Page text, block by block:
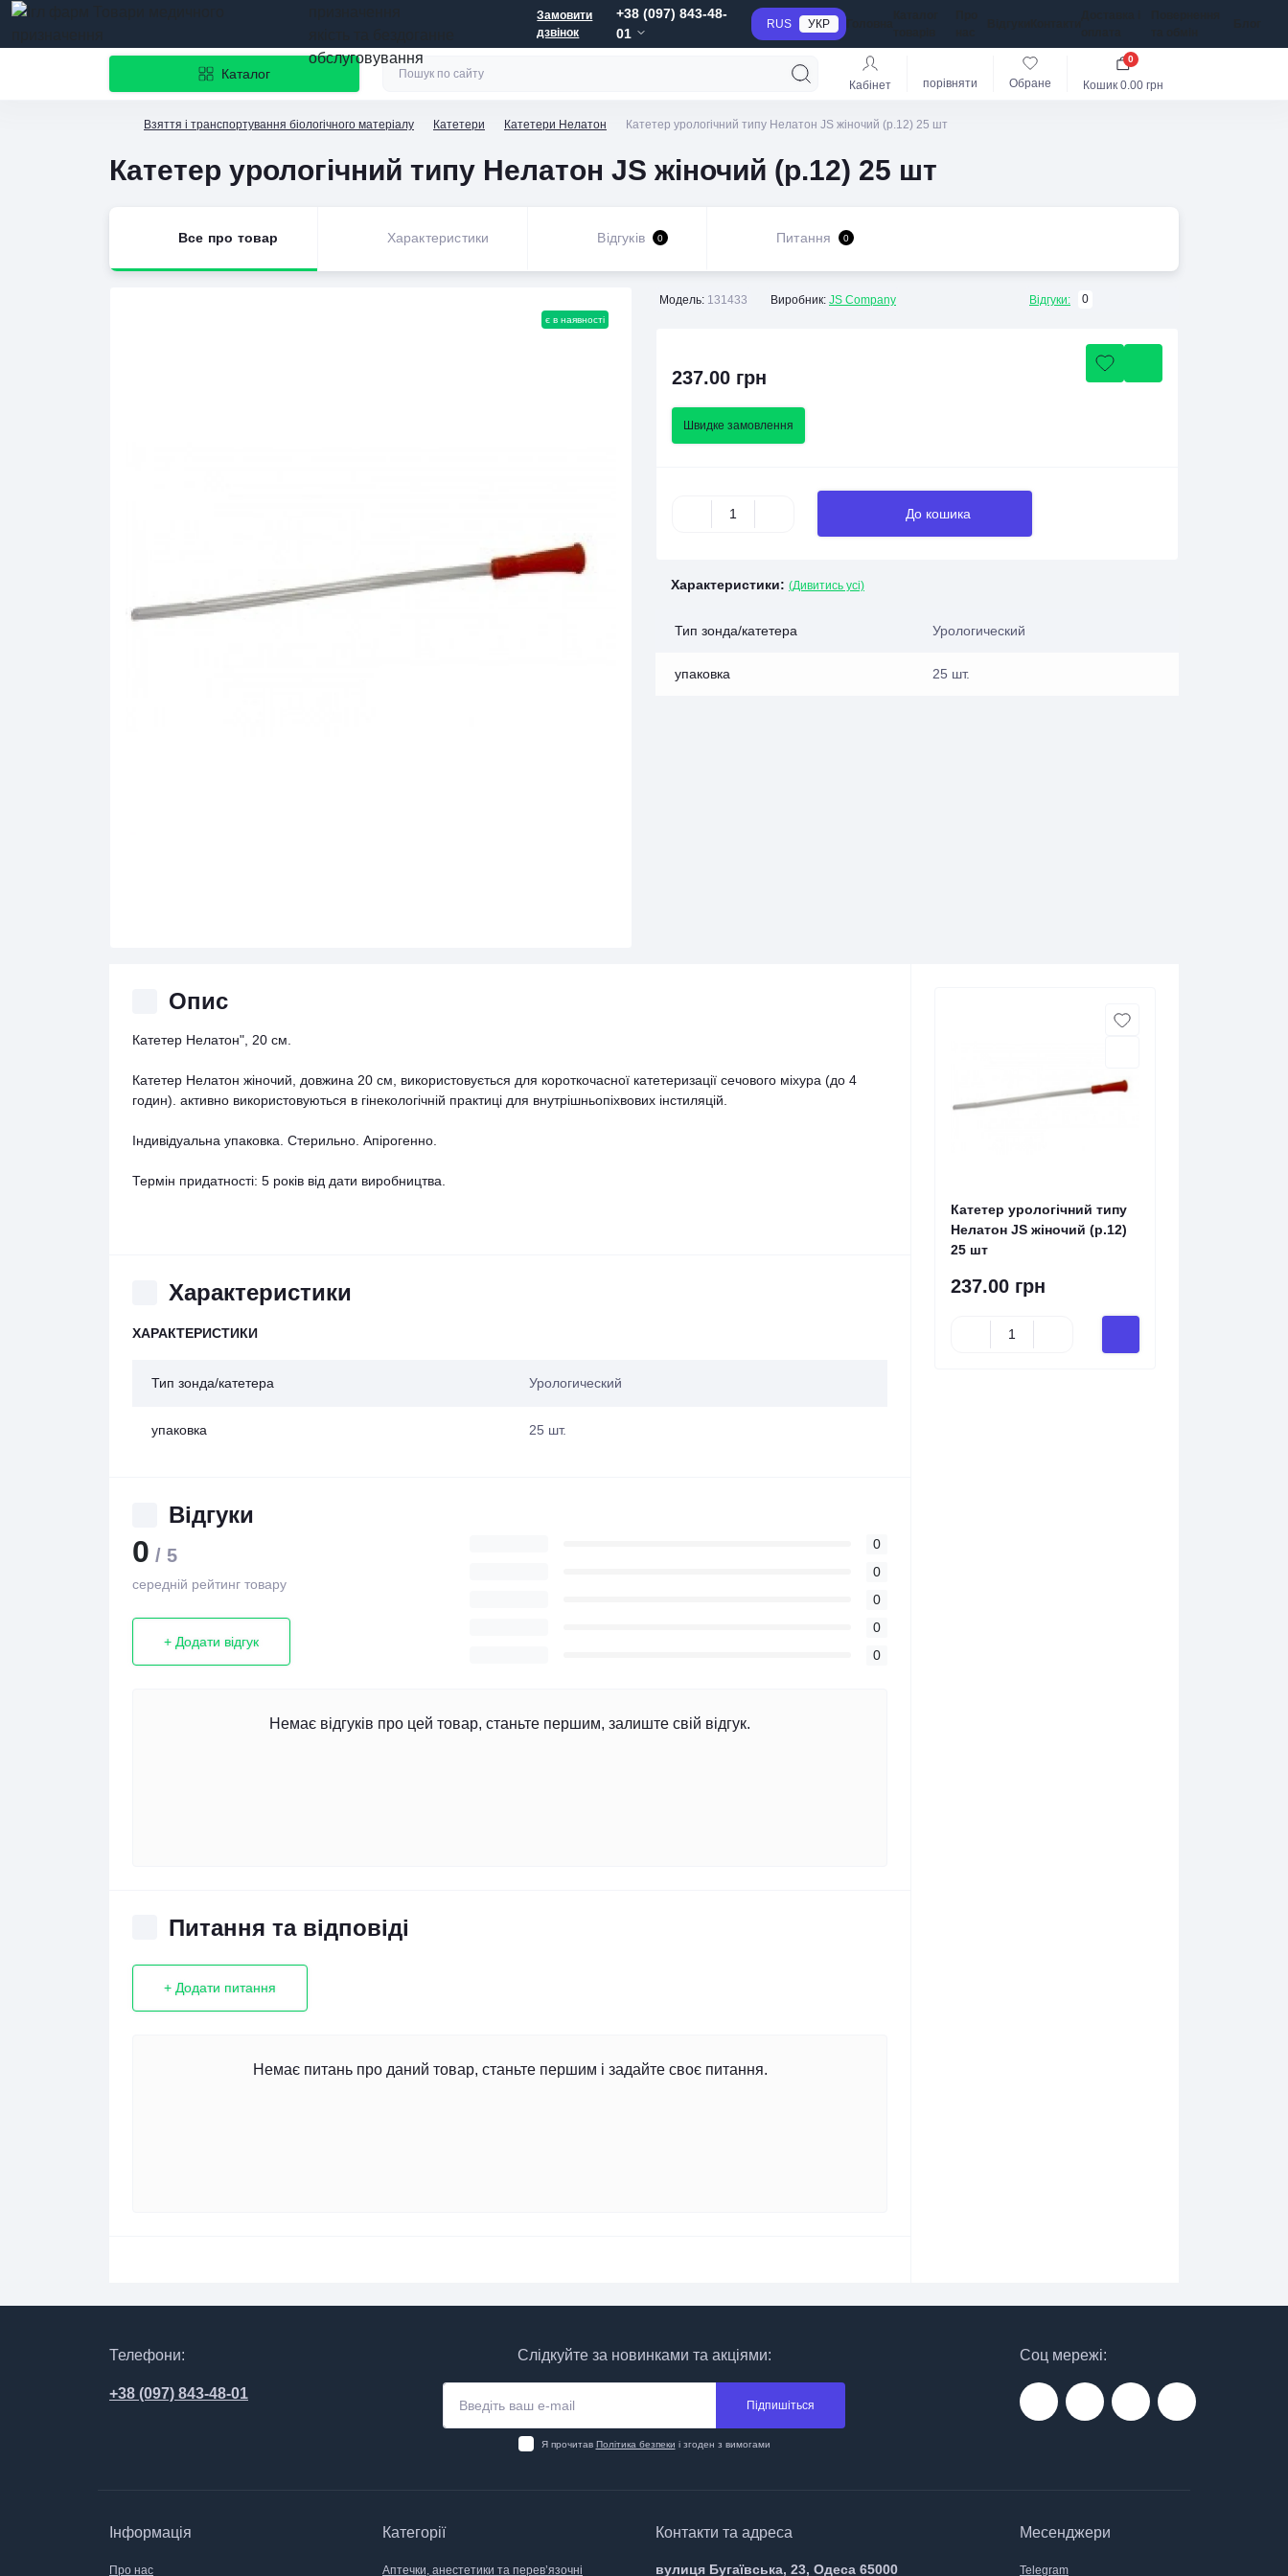
обслуговування
Замовити
дзвінок
+38 (097) 843-48-
01
RUS УКР
Каталог
Кабінет порівняти Обране Кошик 0.00 грн
0
Взяття і транспортування біологічного матеріалу Катетери Катетери Нелатон Катетер урологічний типу Нелатон JS жіночий (р.12) 25 шт
Катетер урологічний типу Нелатон JS жіночий (р.12) 25 шт
Все про товар Характеристики Відгуків 0 Питання 0
є в наявності
Модель: 131433 Виробник: JS Company Відгуки: 0
237.00 грн
Швидке замовлення
До кошика
Характеристики: (Дивитись усі)
Тип зонда/катетера Урологический
упаковка 25 шт.
Опис
Катетер Нелатон", 20 см.
Катетер Нелатон жіночий, довжина 20 см, використовується для короткочасної катетеризації сечового міхура (до 4
годин). активно використовуються в гінекологічній практиці для внутрішньопіхвових інстиляцій.
Індивідуальна упаковка. Стерильно. Апірогенно.
Термін придатності: 5 років від дати виробництва.
Характеристики
ХАРАКТЕРИСТИКИ
Тип зонда/катетера Урологический
упаковка 25 шт.
Відгуки
0 / 5
середній рейтинг товару
+ Додати відгук
0
0
0
0
0
Немає відгуків про цей товар, станьте першим, залиште свій відгук.
Питання та відповіді
+ Додати питання
Немає питань про даний товар, станьте першим і задайте своє питання.
Катетер урологічний типу
Нелатон JS жіночий (р.12)
25 шт
237.00 грн
Телефони:
+38 (097) 843-48-01
Соц мережі:
Слідкуйте за новинками та акціями:
Підпишіться
Я прочитав Політика безпеки і згоден з вимогами
Інформація
Про нас
Категорії
Аптечки, анестетики та перев’язочні
Контакти та адреса
вулиця Бугаївська, 23, Одеса 65000
Месенджери
Telegram